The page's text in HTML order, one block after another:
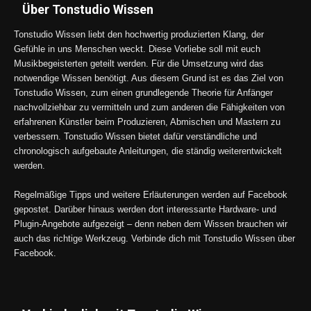
Über Tonstudio Wissen
Tonstudio Wissen liebt den hochwertig produzierten Klang, der
Gefühle in uns Menschen weckt. Diese Vorliebe soll mit euch
Musikbegeisterten geteilt werden. Für die Umsetzung wird das
notwendige Wissen benötigt. Aus diesem Grund ist es das Ziel von
Tonstudio Wissen, zum einen grundlegende Theorie für Anfänger
nachvollziehbar zu vermitteln und zum anderen die Fähigkeiten von
erfahrenen Künstler beim Produzieren, Abmischen und Mastern zu
verbessern. Tonstudio Wissen bietet dafür verständliche und
chronologisch aufgebaute Anleitungen, die ständig weiterentwickelt
werden.
Regelmäßige Tipps und weitere Erläuterungen werden auf Facebook
gepostet. Darüber hinaus werden dort interessante Hardware- und
Plugin-Angebote aufgezeigt – denn neben dem Wissen brauchen wir
auch das richtige Werkzeug. Verbinde dich mit Tonstudio Wissen über
Facebook.